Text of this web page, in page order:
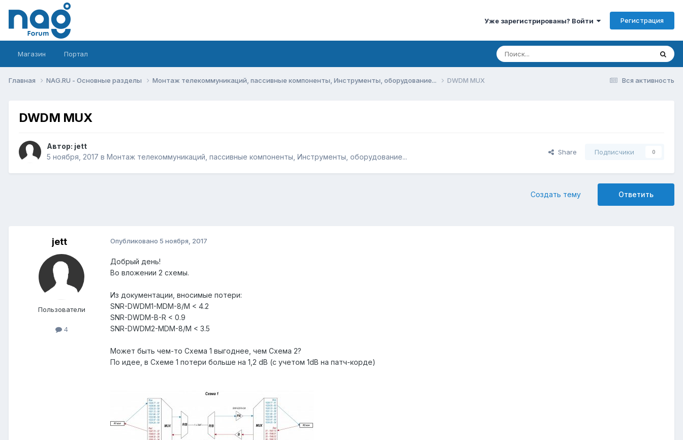
Уже зарегистрированы? Войти Регистрация
Магазин Портал
Вся активность
Главная NAG.RU - Основные разделы Монтаж телекоммуникаций, пассивные компоненты, Инструменты, оборудование... DWDM MUX
DWDM MUX
Автор: jett
5 ноября, 2017 в Монтаж телекоммуникаций, пассивные компоненты, Инструменты, оборудование...
Share Подписчики 0
Ответить
Создать тему
jett
Пользователи
4
Опубликовано 5 ноября, 2017
Добрый день!
Во вложении 2 схемы.
Из документации, вносимые потери:
SNR-DWDM1-MDM-8/M < 4.2
SNR-DWDM-B-R < 0.9
SNR-DWDM2-MDM-8/M < 3.5
Может быть чем-то Схема 1 выгоднее, чем Схема 2?
По идее, в Схеме 1 потери больше на 1,2 dB (с учетом 1dB на патч-корде)